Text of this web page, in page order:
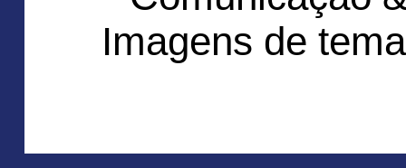
Imagens de